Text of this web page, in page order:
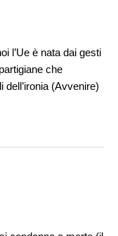
l’Ue è nata dai gesti
che
(Avvenire)